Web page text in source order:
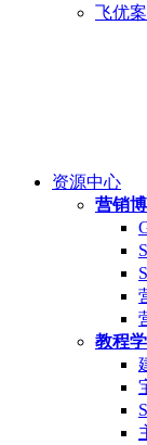
飞优
资源中心
营销
教程